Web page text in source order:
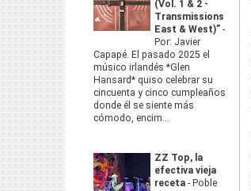
(Vol. 1 & 2 -
Transmissions
East & West)” -
Por: Javier
Capapé. El pasado 2025 el
músico irlandés *Glen
Hansard* quiso celebrar su
cincuenta y cinco cumpleaños
donde él se siente más
cómodo, encim...
ZZ Top, la
efectiva vieja
receta - Poble